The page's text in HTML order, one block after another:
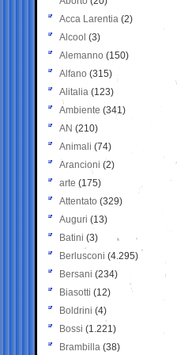
Acca Larentia (2)
Alcool (3)
Alemanno (150)
Alfano (315)
Alitalia (123)
Ambiente (341)
AN (210)
Animali (74)
Arancioni (2)
arte (175)
Attentato (329)
Auguri (13)
Batini (3)
Berlusconi (4.295)
Bersani (234)
Biasotti (12)
Boldrini (4)
Bossi (1.221)
Brambilla (38)